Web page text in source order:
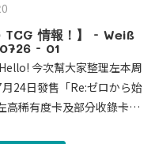
TCG 情報！】 - Weiß
- 01